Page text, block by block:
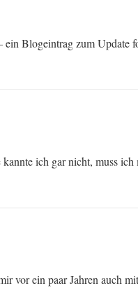
ein Blogeintrag zum Update
ich gar nicht, muss
vor ein paar Jahren auch